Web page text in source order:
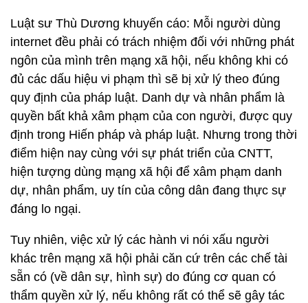
Luật sư Thù Dương khuyến cáo: Mỗi người dùng
internet đều phải có trách nhiệm đối với những phát
ngôn của mình trên mạng xã hội, nếu không khi có
đủ các dấu hiệu vi phạm thì sẽ bị xử lý theo đúng
quy định của pháp luật. Danh dự và nhân phẩm là
quyền bất khả xâm phạm của con người, được quy
định trong Hiến pháp và pháp luật. Nhưng trong thời
điểm hiện nay cùng với sự phát triển của CNTT,
hiện tượng dùng mạng xã hội để xâm phạm danh
dự, nhân phẩm, uy tín của công dân đang thực sự
đáng lo ngại.
Tuy nhiên, việc xử lý các hành vi nói xấu người
khác trên mạng xã hội phải căn cứ trên các chế tài
sẵn có (về dân sự, hình sự) do đúng cơ quan có
thẩm quyền xử lý, nếu không rất có thể sẽ gây tác